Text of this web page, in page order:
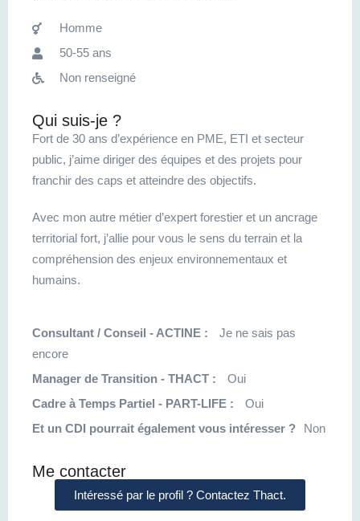
Homme
50-55 ans
Non renseigné
Qui suis-je ?
Fort de 30 ans d’expérience en PME, ETI et secteur
public, j’aime diriger des équipes et des projets pour
franchir des caps et atteindre des objectifs.
Avec mon autre métier d’expert forestier et un ancrage
territorial fort, j’allie pour vous le sens du terrain et la
compréhension des enjeux environnementaux et
humains.
Consultant / Conseil - ACTINE :
Je ne sais pas
encore
Manager de Transition - THACT :
Oui
Cadre à Temps Partiel - PART-LIFE :
Oui
Et un CDI pourrait également vous intéresser ?
Non
Me contacter
Intéressé par le profil ? Contactez Thact.